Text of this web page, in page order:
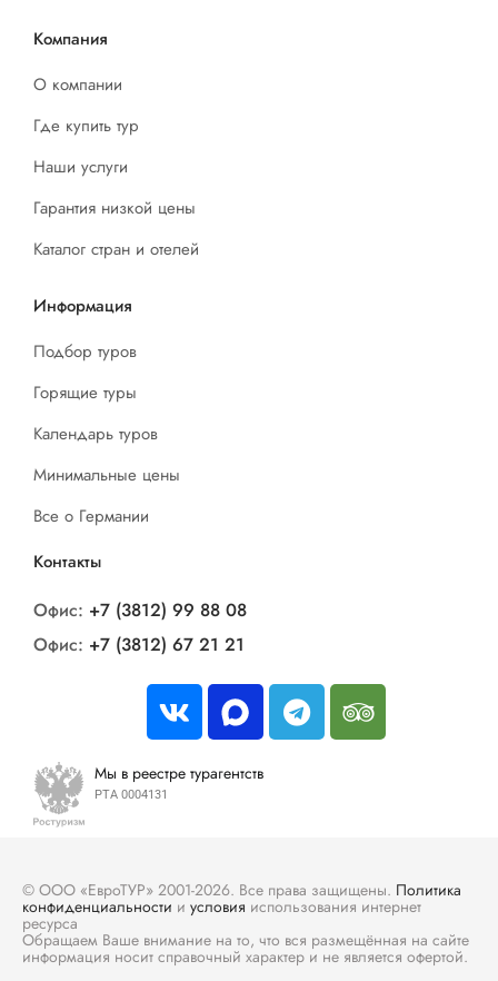
Компания
О компании
Где купить тур
Наши услуги
Гарантия низкой цены
Каталог стран и отелей
Информация
Подбор туров
Горящие туры
Календарь туров
Минимальные цены
Все о Германии
Контакты
Офис: +7 (3812) 99 88 08
Офис: +7 (3812) 67 21 21
Мы в реестре турагентств
РТА 0004131
© ООО «ЕвроТУР» 2001-2026. Все права защищены. Политика
конфиденциальности и условия использования интернет
ресурса
Обращаем Ваше внимание на то, что вся размещённая на сайте
информация носит справочный характер и не является офертой.